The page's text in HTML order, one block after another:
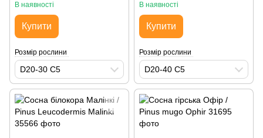
В наявності
Купити
Розмір рослини
D20-30 С5
В наявності
Купити
Розмір рослини
D20-40 С5